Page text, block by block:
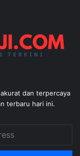
dan terpercaya
terbaru hari ini.